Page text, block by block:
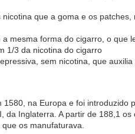
que a goma e os
mesma forma do cigarro, o que
1/3 da nicotina do cigarro
sem nicotina, que
na Europa e foi introduzido
da Inglaterra. A partir de 188,1
os manufaturava.